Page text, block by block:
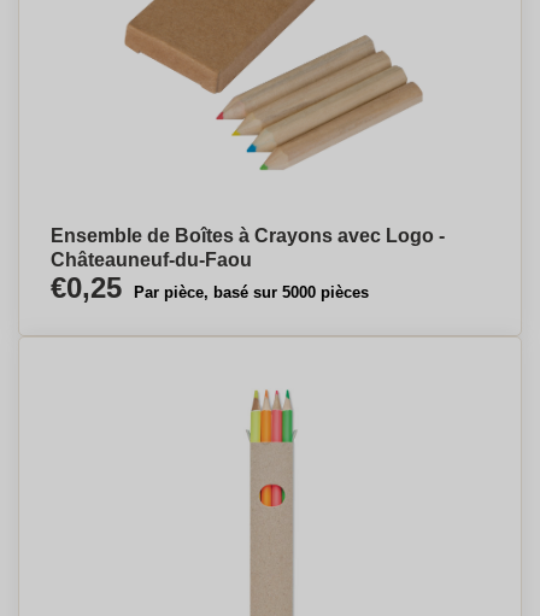
Ensemble de Boîtes à Crayons avec Logo -
Châteauneuf-du-Faou
€0,25 Par pièce, basé sur 5000 pièces